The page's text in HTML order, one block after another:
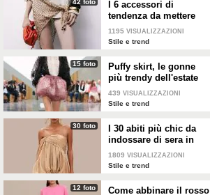
42 foto
I 6 accessori di
tendenza da mettere
nella valigia dell'estate
2026
1195 VISUALIZZAZIONI
Stile e trend
15 foto
Puffy skirt, le gonne
più trendy dell'estate
2026 sono quelle a
palloncino
439 VISUALIZZAZIONI
Stile e trend
30 foto
I 30 abiti più chic da
indossare di sera in
estate
1809 VISUALIZZAZIONI
Stile e trend
12 foto
Come abbinare il rosso